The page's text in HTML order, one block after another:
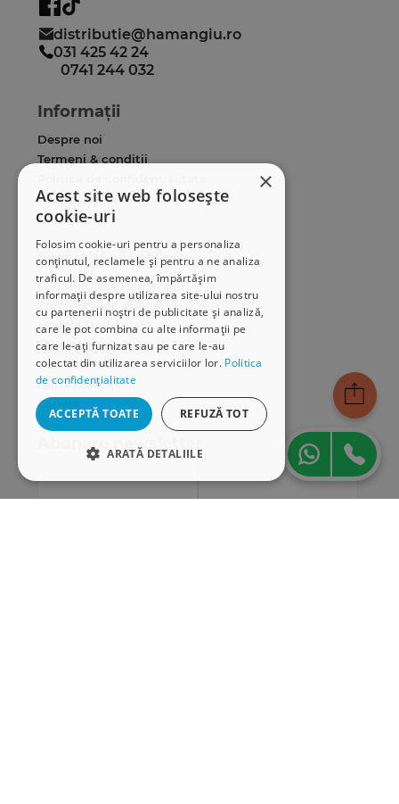
×
Acest site web folosește
cookie-uri
Folosim cookie-uri pentru a personaliza
conținutul, reclamele și pentru a ne analiza
traficul. De asemenea, împărtășim
informații despre utilizarea site-ului nostru
cu partenerii noștri de publicitate și analiză,
care le pot combina cu alte informații pe
care le-ați furnizat sau pe care le-au
colectat din utilizarea serviciilor lor. Politica
de confidențialitate
ACCEPTĂ TOATE REFUZĂ TOT
ARATĂ DETALIILE
distributie@hamangiu.ro
031 425 42 24
0741 244 032
Informații
Despre noi
Termeni & condiții
Politica de cookies
ANPC
Serviciu clienți
Comunitatea Hamangiu
Cum comand online
Modalități de plată
Livrarea produselor
SEAP/SICAP
Hartă site
Cariere
Abonare newsletter